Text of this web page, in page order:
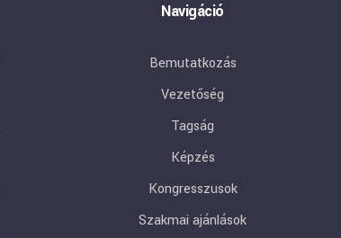
Navigáció
Bemutatkozás
Vezetőség
Tagság
Képzés
Kongresszusok
Szakmai ajánlások